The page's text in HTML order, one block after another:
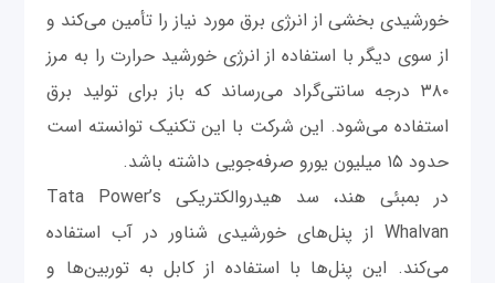
خورشیدی بخشی از انرژی برق مورد نیاز را تأمین می‌کند و
از سوی دیگر با استفاده از انرژی خورشید حرارت را به مرز
۳۸۰ درجه سانتی‌گراد می‌رساند که باز برای تولید برق
استفاده می‌شود. این شرکت با این تکنیک توانسته است
حدود ۱۵ میلیون یورو صرفه‌جویی داشته باشد.
در بمبئی هند، سد هیدروالکتریکی Tata Power’s
Whalvan از پنل‌های خورشیدی شناور در آب استفاده
می‌کند. این پنل‌ها با استفاده از کابل‌ به توربین‌ها و